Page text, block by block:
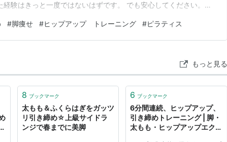
経験はきっと一度ではないはずです。 でも安心してください。太
ていて、その原因は“体の使い方のクセ”に隠れているのです。 2.
#脚痩せ #ヒップアップ トレーニング #ピラティス
もっと見る
8 ブックマーク
太もも＆ふくらはぎをガッツ
リ引き締め☆上級サイドラ
ンジで春までに美脚
6 ブックマーク
6分間連続、ヒップアップ、
引き締めトレーニング | 脚・
太もも・ヒップアップエクサ